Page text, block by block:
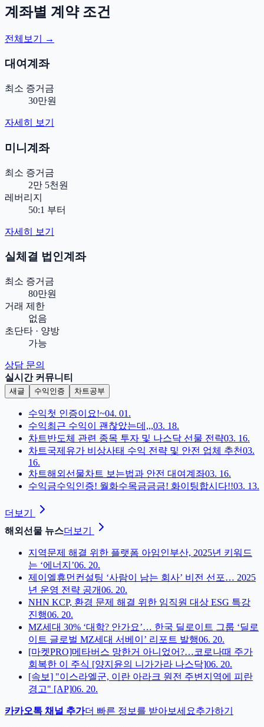
계좌별 계약 조건
전체보기 →
대여계좌
최소 증거금
30만원
자세히 보기
미니계좌
최소 증거금
2만 5천원
레버리지
50:1 부터
자세히 보기
실체결 법인계좌
최소 증거금
80만원
거래 제한
없음
초단타 · 양방
가능
상담 문의
실시간 커뮤니티
새글 수익인증 차트공부
수익첫 인증이요!~04. 01.
수익최근 수익이 괜찮았는데,,,03. 18.
차트반도체 관련 종목 투자 및 나스닥 선물 전략03. 16.
차트국제유가 비상사태 수익 전략 및 안전 업체 추천03.
16.
차트해외선물차트 보는법과 안전 대여계좌03. 16.
수익금수익인증! 월화수목금금금! 화이팅합시다!!03. 13.
더보기
해외선물 뉴스더보기
지역문제 해결 위한 플랫폼 아임인부산, 2025년 키워드
는 ‘에너지’06. 20.
제이엘휴먼컨설팅 ‘사람이 남는 회사’ 비전 선포… 2025
년 운영 전략 공개06. 20.
NHN KCP, 환경 문제 해결 위한 임직원 대상 ESG 특강
진행06. 20.
MZ세대 30% ‘대학? 안가요’… 한국 딜로이트 그룹 ‘딜로
이트 글로벌 MZ세대 서베이’ 리포트 발행06. 20.
[마켓PRO]메타버스 망한거 아니었어?…코로나때 주가
회복한 이 주식 [양지윤의 니가가라 나스닥]06. 20.
[속보] "이스라엘군, 이란 아라크 원전 주변지역에 피란
경고" [AP]06. 20.
카카오톡 채널 추가더 빠른 정보를 받아보세요추가하기